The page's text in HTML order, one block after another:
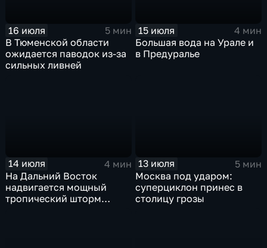
16 июля
5 мин
В Тюменской области
ожидается паводок из-за
сильных ливней
15 июля
4 мин
Большая вода на Урале и
в Предуралье
14 июля
4 мин
На Дальний Восток
надвигается мощный
тропический шторм
13 июля
5 мин
Москва под ударом:
суперциклон принес в
столицу грозы